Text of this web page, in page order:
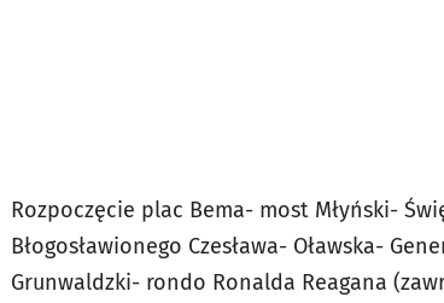
Rozpoczęcie plac Bema- most Młyński-
Błogosławionego Czesława- Oławska-
Grunwaldzki- rondo Ronalda Reagana